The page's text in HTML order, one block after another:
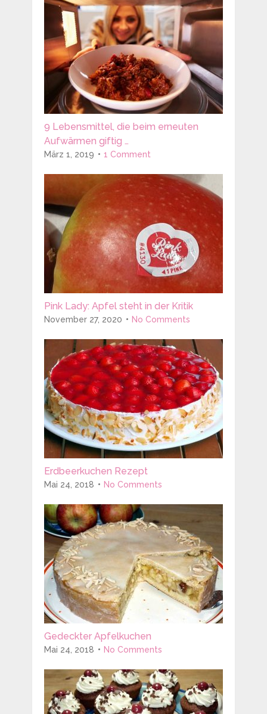
9 Lebensmittel, die beim erneuten
Aufwärmen giftig …
März 1, 2019 1 Comment
Pink Lady: Apfel steht in der Kritik
November 27, 2020 No Comments
Erdbeerkuchen Rezept
Mai 24, 2018 No Comments
Gedeckter Apfelkuchen
Mai 24, 2018 No Comments